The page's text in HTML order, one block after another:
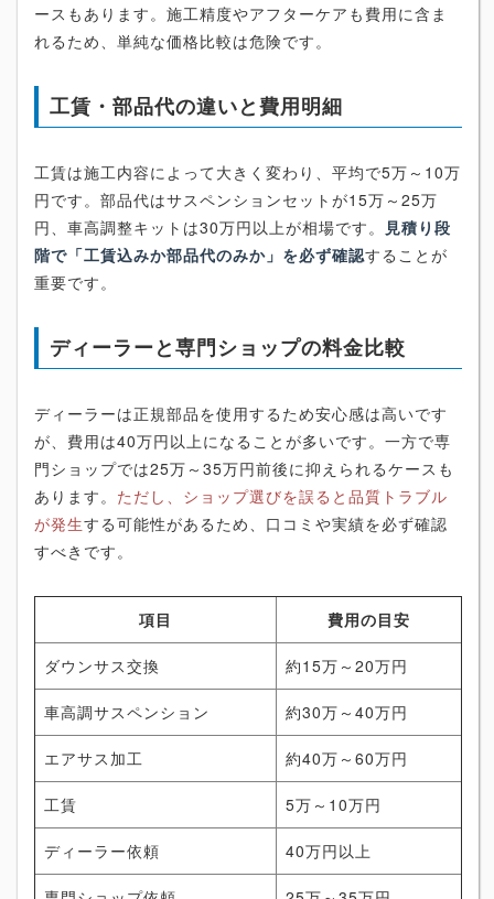
ースもあります。施工精度やアフターケアも費用に含ま
れるため、単純な価格比較は危険です。
工賃・部品代の違いと費用明細
工賃は施工内容によって大きく変わり、平均で5万～10万
円です。部品代はサスペンションセットが15万～25万
円、車高調整キットは30万円以上が相場です。
見積り段
階で「工賃込みか部品代のみか」を必ず確認することが
重要です。
ディーラーと専門ショップの料金比較
ディーラーは正規部品を使用するため安心感は高いです
が、費用は40万円以上になることが多いです。一方で専
門ショップでは25万～35万円前後に抑えられるケースも
あります。 ただし、ショップ選びを誤ると品質トラブル
が発生する可能性があるため、口コミや実績を必ず確認
すべきです。
項目 費用の目安
ダウンサス交換 約15万～20万円
車高調サスペンション 約30万～40万円
エアサス加工 約40万～60万円
工賃 5万～10万円
ディーラー依頼 40万円以上